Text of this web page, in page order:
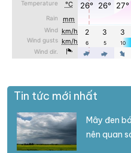
Tin tức mới nhất
Mây đen
nên quan